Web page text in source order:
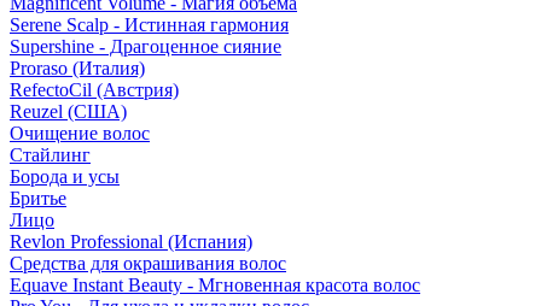
Serene Scalp - Истинная гармония
Supershine - Драгоценное сияние
Proraso (Италия)
RefectoCil (Австрия)
Reuzel (США)
Очищение волос
Стайлинг
Борода и усы
Бритье
Лицо
Revlon Professional (Испания)
Средства для окрашивания волос
Equave Instant Beauty - Мгновенная красота волос